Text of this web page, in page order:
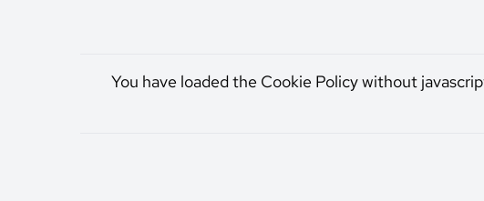
You have loaded the Cookie Policy without